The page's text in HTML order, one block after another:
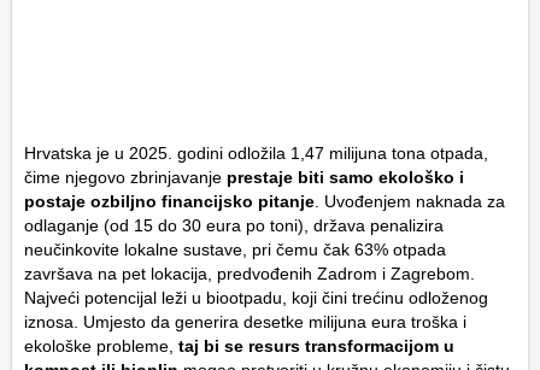
Hrvatska je u 2025. godini odložila 1,47 milijuna tona otpada,
čime njegovo zbrinjavanje prestaje biti samo ekološko i
postaje ozbiljno financijsko pitanje . Uvođenjem naknada za
odlaganje (od 15 do 30 eura po toni), država penalizira
neučinkovite lokalne sustave, pri čemu čak 63% otpada
završava na pet lokacija, predvođenih Zadrom i Zagrebom.
Najveći potencijal leži u biootpadu, koji čini trećinu odloženog
iznosa. Umjesto da generira desetke milijuna eura troška i
ekološke probleme, taj bi se resurs transformacijom u